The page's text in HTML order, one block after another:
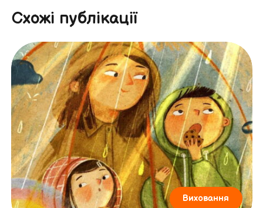
Схожі публікації
Виховання